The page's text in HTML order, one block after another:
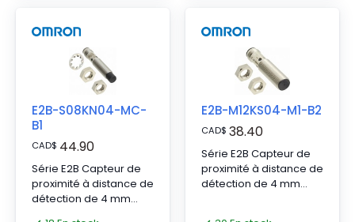
E2B-S08KN04-MC-
B1
CAD$ 44.90
Série E2B Capteur de
proximité à distance de
détection de 4 mm
E2B-M12KS04-M1-B2
CAD$ 38.40
Série E2B Capteur de
proximité à distance de
détection de 4 mm